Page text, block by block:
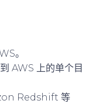
。
AWS 上的单个目
Redshift 等